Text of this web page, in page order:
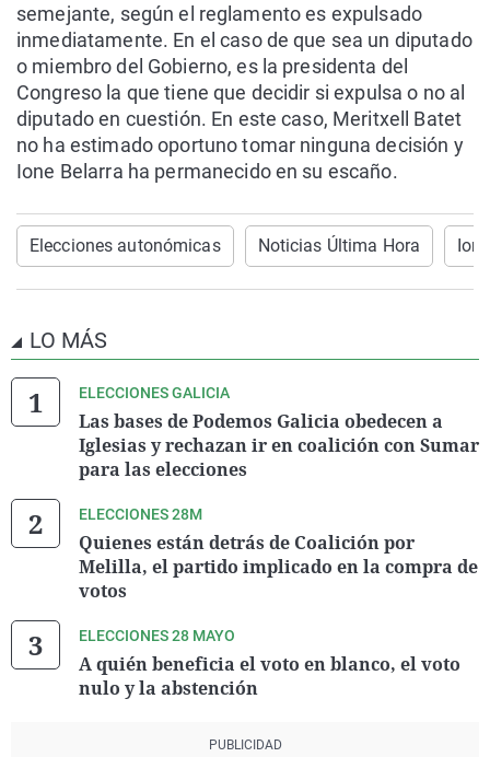
semejante, según el reglamento es expulsado
inmediatamente. En el caso de que sea un diputado
o miembro del Gobierno, es la presidenta del
Congreso la que tiene que decidir si expulsa o no al
diputado en cuestión. En este caso, Meritxell Batet
no ha estimado oportuno tomar ninguna decisión y
Ione Belarra ha permanecido en su escaño.
Elecciones autonómicas Noticias Última Hora
LO MÁS
ELECCIONES GALICIA
Las bases de Podemos Galicia obedecen a
Iglesias y rechazan ir en coalición con Sumar
para las elecciones
ELECCIONES 28M
Quienes están detrás de Coalición por
Melilla, el partido implicado en la compra de
votos
ELECCIONES 28 MAYO
A quién beneficia el voto en blanco, el voto
nulo y la abstención